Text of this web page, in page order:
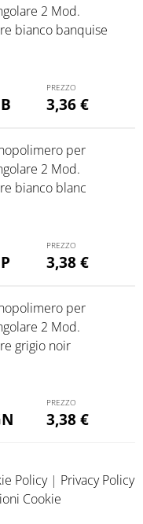
2 Mod.
bianco banquise
3,36€
per
2 Mod.
bianco blanc
3,38€
per
2 Mod.
grigio noir
3,38€
Policy| Privacy Policy
Cookie